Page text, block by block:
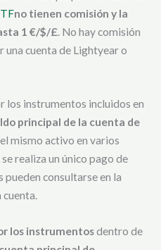
no tienen comisión y la
1 €/$/£ . No hay comisión
una cuenta de Lightyear o
los instrumentos incluidos en
principal de la cuenta de
mismo activo en varios
realiza un único pago de
consultarse en la
cuenta.
los instrumentosdentro de